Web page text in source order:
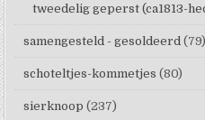
tweedelig geperst (ca1813-
samengesteld - gesoldeerd (79)
schoteltjes-kommetjes (80)
sierknoop (237)